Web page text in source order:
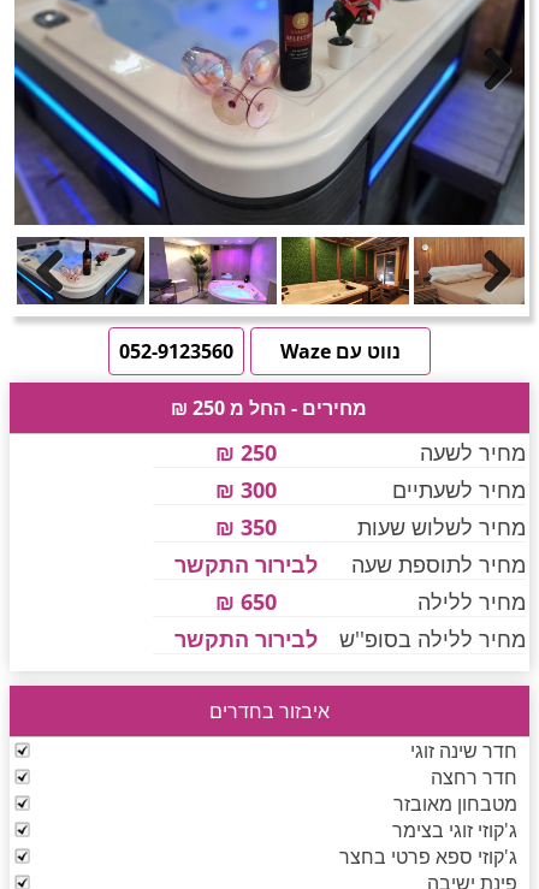
חדרים לפי שעה באזור ירושלים
חדרים לפי שעה באזור השפלה
חדרים לפי שעה בהשרון
חדרים לפי שעה בנגב
חדרים לפי שעה בגליל עליון
חדרים לפי שעה בחוף הכרמל
חדרים לפי שעה בחיפה קריות
חדרים לפי שעה בכנרת גליל תחתון עמקים
חדרים לפי שעה ברמת הגולן
טוען תמונות..... Previous
Previous
Next
052-9123560
נווט עם Waze
מחירים - החל מ 250 ₪
מחיר לשעה
250 ₪
מחיר לשעתיים
300 ₪
מחיר לשלוש שעות
350 ₪
מחיר לתוספת שעה
לבירור התקשר
מחיר ללילה
650 ₪
מחיר ללילה בסופ''ש
לבירור התקשר
איבזור בחדרים
חדר שינה זוגי
חדר רחצה
מטבחון מאובזר
ג'קוזי זוגי בצימר
ג'קוזי ספא פרטי בחצר
פינת ישיבה